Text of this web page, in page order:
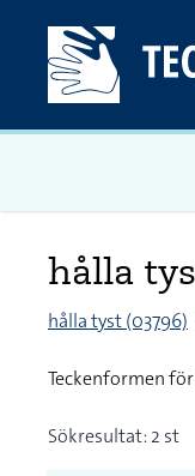
hålla
hålla tyst (03796)
Teckenformen
Sökresultat: 2 st